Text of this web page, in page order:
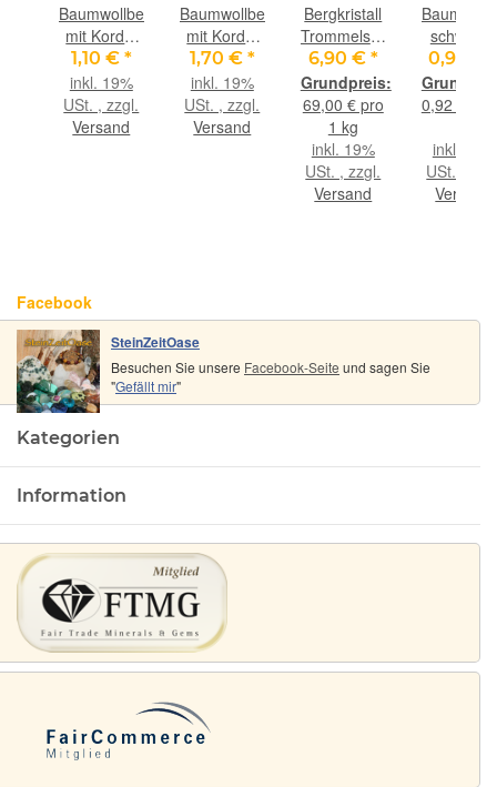
Baumwollbeutel
mit Kordel
naturfarben
klein, ca. 6
cm x 10 cm
1,10 € *
inkl. 19%
USt. , zzgl.
Versand
Baumwollbeutel
mit Kordel
naturfarben
mittel, ca.
10 cm x
13,5 cm
1,70 € *
inkl. 19%
USt. , zzgl.
Versand
Bergkristall
Trommelsteine
/ Granulat /
Ladechips /
Ladesteine
- Gr. XXS -
AA-
Sonderqualität
- ca. 100 g
6,90 € *
69,00 € pro
1 kg
inkl. 19%
USt. , zzgl.
Versand
schwarz -
ca. 1,6
Durchm.
ca. 98
0,90 €
0,92 €
inkl. 19%
USt. ,
Versand
Facebook
SteinZeitOase
Besuchen Sie unsere Facebook-Seite und sagen Sie
"Gefällt mir"
Kategorien
Information